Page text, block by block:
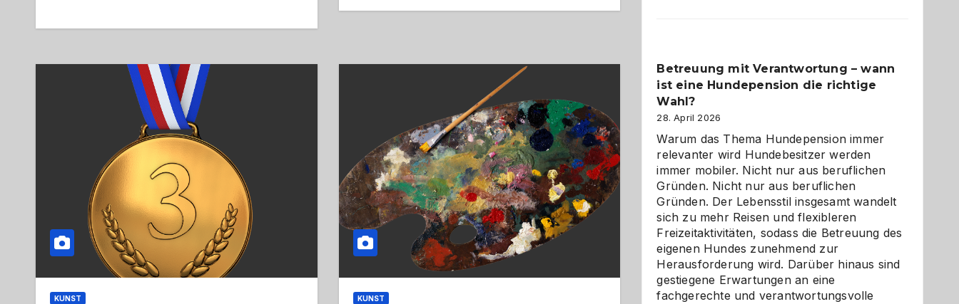
KUNST KUNST
Betreuung mit Verantwortung – wann
ist eine Hundepension die richtige
Wahl?
28. April 2026
Warum das Thema Hundepension immer
relevanter wird Hundebesitzer werden
immer mobiler. Nicht nur aus beruflichen
Gründen. Nicht nur aus beruflichen
Gründen. Der Lebensstil insgesamt wandelt
sich zu mehr Reisen und flexibleren
Freizeitaktivitäten, sodass die Betreuung des
eigenen Hundes zunehmend zur
Herausforderung wird. Darüber hinaus sind
gestiegene Erwartungen an eine
fachgerechte und verantwortungsvolle